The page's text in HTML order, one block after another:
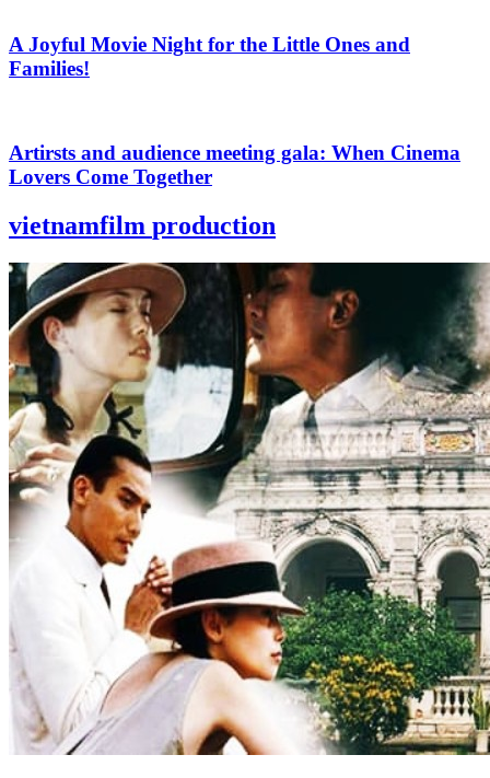
A Joyful Movie Night for the Little Ones and
Families!
Artirsts and audience meeting gala: When Cinema
Lovers Come Together
vietnamfilm production